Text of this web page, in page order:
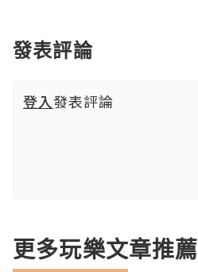
發表評論
登入發表評論
更多玩樂文章推薦